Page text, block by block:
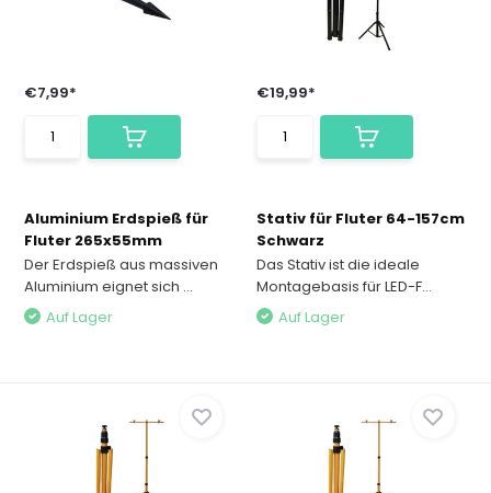
€7,99*
Aluminium Erdspieß für
Fluter 265x55mm
Der Erdspieß aus massiven
Aluminium eignet sich ...
Auf Lager
€19,99*
Stativ für Fluter 64-157cm
Schwarz
Das Stativ ist die ideale
Montagebasis für LED-F...
Auf Lager